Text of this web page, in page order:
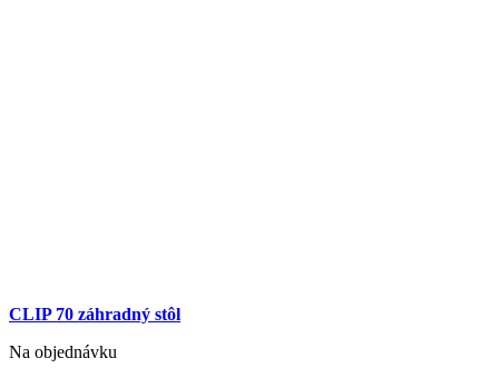
CLIP 70 záhradný stôl
Na objednávku